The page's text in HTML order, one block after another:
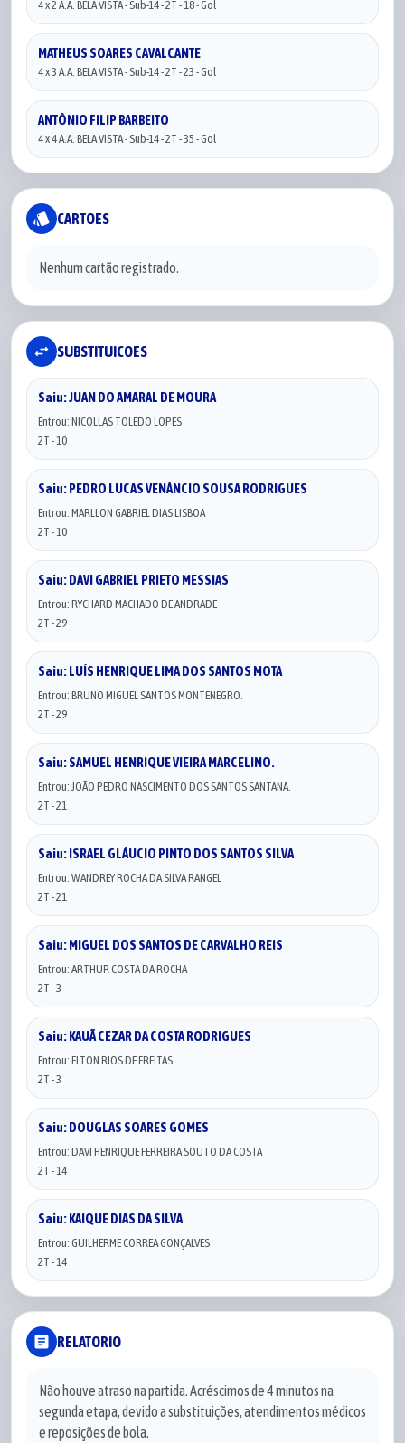
4 x 2 A.A. BELA VISTA - Sub-14 - 2T - 18 - Gol
MATHEUS SOARES CAVALCANTE
4 x 3 A.A. BELA VISTA - Sub-14 - 2T - 23 - Gol
ANTÔNIO FILIP BARBEITO
4 x 4 A.A. BELA VISTA - Sub-14 - 2T - 35 - Gol
style CARTOES
Nenhum cartão registrado.
swap_horiz SUBSTITUICOES
Saiu: JUAN DO AMARAL DE MOURA
Entrou: NICOLLAS TOLEDO LOPES
2T - 10
Saiu: PEDRO LUCAS VENÂNCIO SOUSA RODRIGUES
Entrou: MARLLON GABRIEL DIAS LISBOA
2T - 10
Saiu: DAVI GABRIEL PRIETO MESSIAS
Entrou: RYCHARD MACHADO DE ANDRADE
2T - 29
Saiu: LUÍS HENRIQUE LIMA DOS SANTOS MOTA
Entrou: BRUNO MIGUEL SANTOS MONTENEGRO.
2T - 29
Saiu: SAMUEL HENRIQUE VIEIRA MARCELINO.
Entrou: JOÃO PEDRO NASCIMENTO DOS SANTOS SANTANA.
2T - 21
Saiu: ISRAEL GLÁUCIO PINTO DOS SANTOS SILVA
Entrou: WANDREY ROCHA DA SILVA RANGEL
2T - 21
Saiu: MIGUEL DOS SANTOS DE CARVALHO REIS
Entrou: ARTHUR COSTA DA ROCHA
2T - 3
Saiu: KAUÃ CEZAR DA COSTA RODRIGUES
Entrou: ELTON RIOS DE FREITAS
2T - 3
Saiu: DOUGLAS SOARES GOMES
Entrou: DAVI HENRIQUE FERREIRA SOUTO DA COSTA
2T - 14
Saiu: KAIQUE DIAS DA SILVA
Entrou: GUILHERME CORREA GONÇALVES
2T - 14
article RELATORIO
Não houve atraso na partida. Acréscimos de 4 minutos na
segunda etapa, devido a substituições, atendimentos médicos
e reposições de bola.